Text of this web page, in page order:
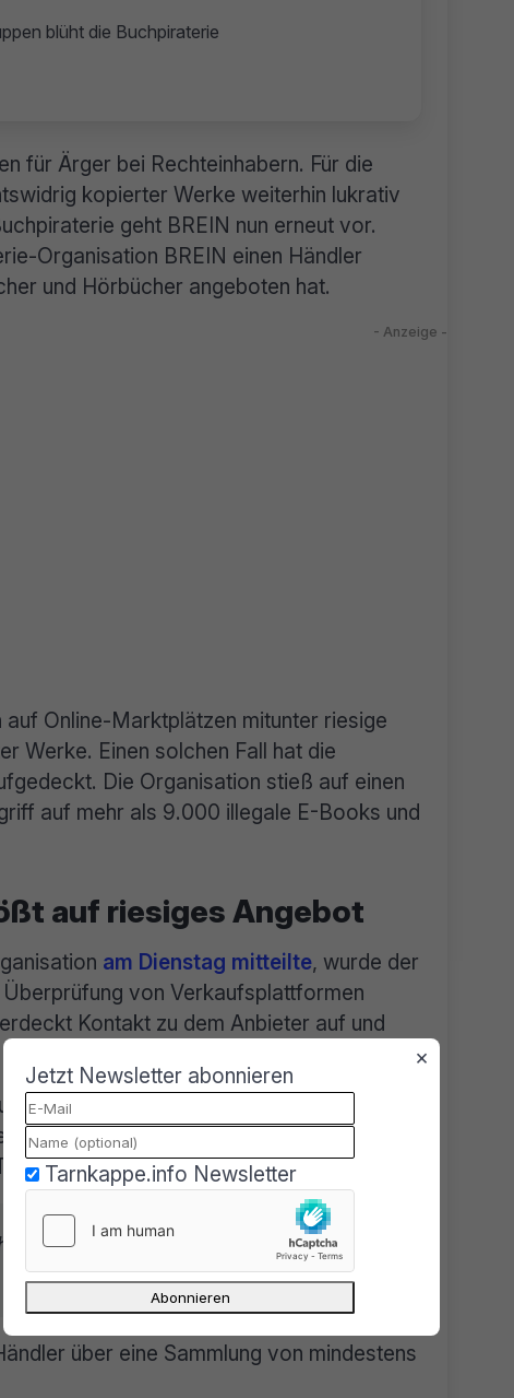
blüht die Buchpiraterie
für Ärger bei Rechteinhabern. Für die
kopierter Werke weiterhin lukrativ
geht BREIN nun erneut vor.
Organisation BREIN einen Händler
und Hörbücher angeboten hat.
Online-Marktplätzen mitunter riesige
Werke. Einen solchen Fall hat die
Die Organisation stieß auf einen
auf mehr als 9.000 illegale E-Books und
auf riesiges Angebot
am Dienstag mitteilte, wurde der
von Verkaufsplattformen
Kontakt zu dem Anbieter auf und
weitaus mehr Titel anbot, als aus den
entsprechend entgegenkommend und
zu beschaffen:
suchen, kann ich gerne
über eine Sammlung von mindestens
×
Jetzt Newsletter abonnieren
Tarnkappe.info Newsletter